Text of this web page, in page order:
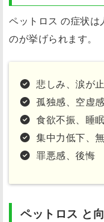
ペットロス の症状は
のが挙げられます。
悲しみ、涙が
孤独感、空虚感
食欲不振、睡
集中力低下、
罪悪感、後悔
ペットロス と